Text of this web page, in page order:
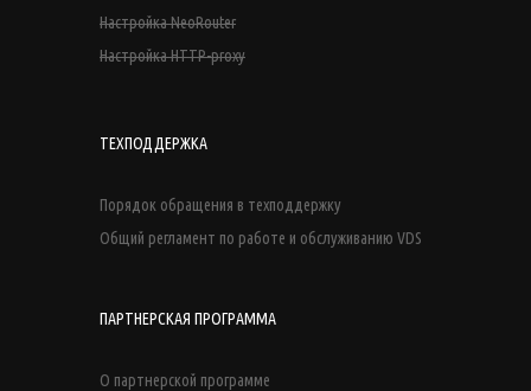
Настройка NeoRouter
Настройка HTTP-proxy
ТЕХПОДДЕРЖКА
Порядок обращения в техподдержку
Общий регламент по работе и обслуживанию VDS
ПАРТНЕРСКАЯ ПРОГРАММА
О партнерской программе